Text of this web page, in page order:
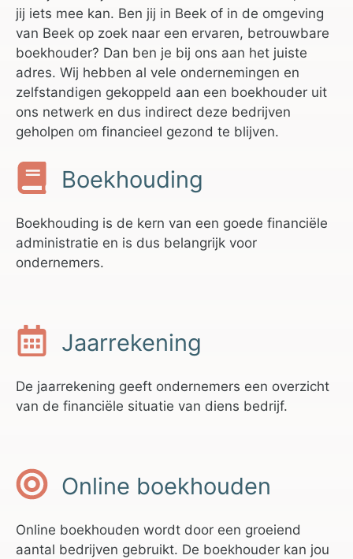
jij iets mee kan. Ben jij in Beek of in de omgeving
van Beek op zoek naar een ervaren, betrouwbare
boekhouder? Dan ben je bij ons aan het juiste
adres. Wij hebben al vele ondernemingen en
zelfstandigen gekoppeld aan een boekhouder uit
ons netwerk en dus indirect deze bedrijven
geholpen om financieel gezond te blijven.
Boekhouding
Boekhouding is de kern van een goede financiële
administratie en is dus belangrijk voor
ondernemers.
Jaarrekening
De jaarrekening geeft ondernemers een overzicht
van de financiële situatie van diens bedrijf.
Online boekhouden
Online boekhouden wordt door een groeiend
aantal bedrijven gebruikt. De boekhouder kan jou